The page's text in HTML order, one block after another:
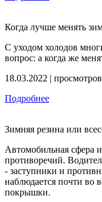
Когда лучше менять
С уходом холодов
вопрос: а когда же
18.03.2022 |
Подробнее
Зимняя резина или
Автомобильная сфера
противоречий.
- заступники и
наблюдается почти во
покрышки.